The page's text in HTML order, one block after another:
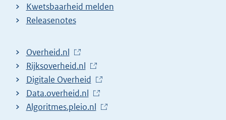
Kwetsbaarheid melden
Releasenotes
L
i
n
k
n
Overheid.nl
L
i
n
k
Rijksoverheid.nl
L
i
n
Digitale Overheid
L
i
Data.overheid.nl
L
Algoritmes.pleio.nl